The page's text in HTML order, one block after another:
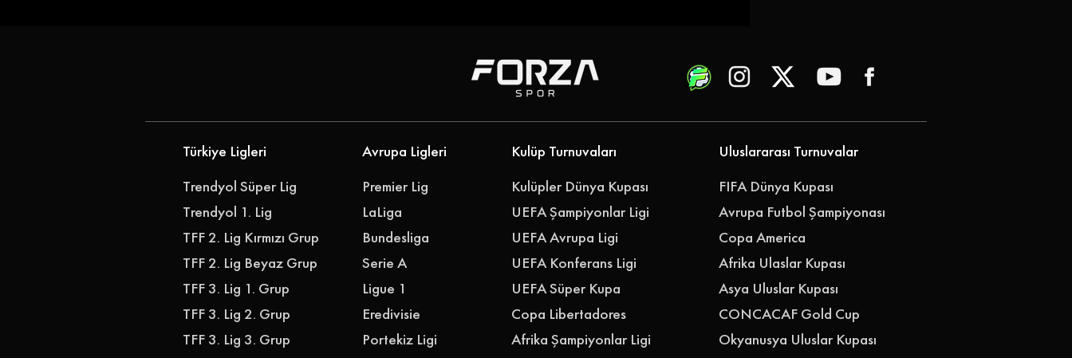
Türkiye Ligleri
Trendyol Süper Lig
Trendyol 1. Lig
TFF 2. Lig Kırmızı Grup
TFF 2. Lig Beyaz Grup
TFF 3. Lig 1. Grup
TFF 3. Lig 2. Grup
TFF 3. Lig 3. Grup
Avrupa Ligleri
Premier Lig
LaLiga
Bundesliga
Serie A
Ligue 1
Eredivisie
Portekiz Ligi
Kulüp Turnuvaları
Kulüpler Dünya Kupası
UEFA Şampiyonlar Ligi
UEFA Avrupa Ligi
UEFA Konferans Ligi
UEFA Süper Kupa
Copa Libertadores
Afrika Şampiyonlar Ligi
Uluslararası Turnuvalar
FIFA Dünya Kupası
Avrupa Futbol Şampiyonası
Copa America
Afrika Ulaslar Kupası
Asya Uluslar Kupası
CONCACAF Gold Cup
Okyanusya Uluslar Kupası